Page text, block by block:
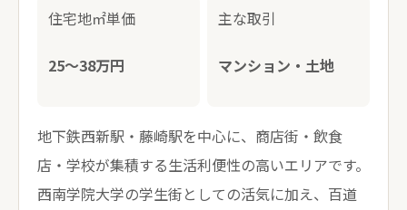
住宅地㎡単価
25〜38万円
主な取引
マンション・土地
地下鉄西新駅・藤崎駅を中心に、商店街・飲食
店・学校が集積する生活利便性の高いエリアです。
西南学院大学の学生街としての活気に加え、百道